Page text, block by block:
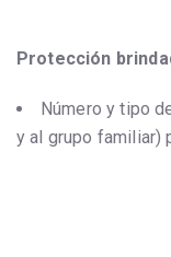
Protección
Número y tipo
y al grupo familiar)